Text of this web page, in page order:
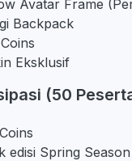
Avatar Frame
Backpack
Eksklusif
(50
edisi Spring Season